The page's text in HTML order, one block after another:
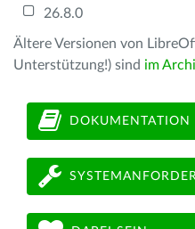
26.8.0
Ältere Versionen von
Unterstützung!) sind im
DOKUMENTATION